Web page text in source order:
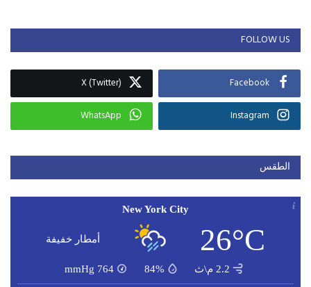
FOLLOW US
Facebook
X (Twitter)
Instagram
WhatsApp
الطقس
New York City
26°C أمطار خفيفة
2.2 م\ث 84%
764
mmHg